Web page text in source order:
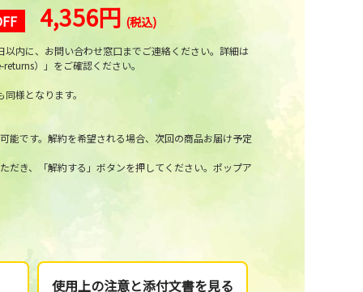
4,356円 (税込)
内に、お問い合わせ窓⼝までご連絡ください。詳細は
）」をご確認ください。
様となります。
です。解約を希望される場合、次回の商品お届け予定
き、「解約する」ボタンを押してください。ポップア
使用上の注意と添付文書を見る